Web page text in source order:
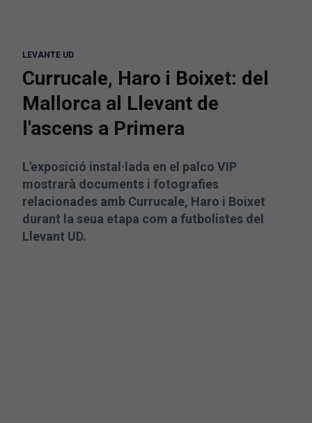
LEVANTE UD
Currucale, Haro i Boixet: del
Mallorca al Llevant de
l'ascens a Primera
L'exposició instal·lada en el palco VIP
mostrarà documents i fotografies
relacionades amb Currucale, Haro i Boixet
durant la seua etapa com a futbolistes del
Llevant UD.